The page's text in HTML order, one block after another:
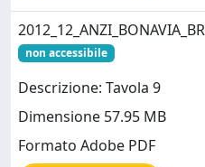
non accessibile
Descrizione: Tavola 9
Dimensione 57.95 MB
Formato Adobe PDF